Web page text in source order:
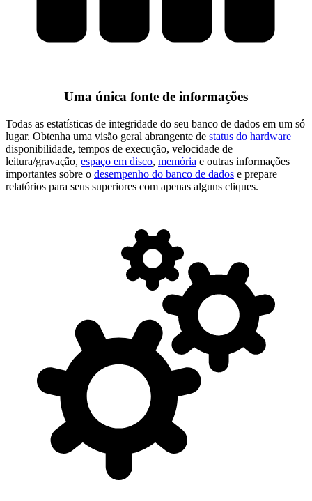
Uma única fonte de informações
Todas as estatísticas de integridade do seu banco de dados em um só
lugar. Obtenha uma visão geral abrangente de status do hardware
disponibilidade, tempos de execução, velocidade de
leitura/gravação, espaço em disco, memória e outras informações
importantes sobre o desempenho do banco de dados e prepare
relatórios para seus superiores com apenas alguns cliques.